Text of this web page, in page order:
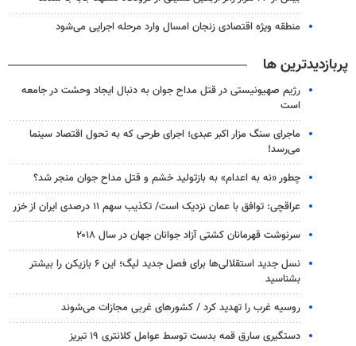
منطقه ویژه اقتصادی زنجان امسال وارد مرحله اجرایی می‌شود
پربازدیدترین ها
رژیم صهیونیستی در قتل مداح جوان به دنبال ایجاد وحشت در جامعه
است
ماجرای سنگ مزار اکبر عبدی؛ اجرای طرحی که به تحول اقتصاد سینما
می‌رسد!
چطور «نه به اعدام» به بازتولید خشم و قتل مداح جوان منجر شد؟
عراقچی: توافق با عمان نزدیک است/ تکذیب سهم ۱۱ درصدی ایران از خزر
سرنوشت قهرمانان کشتی آزاد جوانان جهان در سال ۲۰۱۸
نسل جدید استقلالی‌ها برای فصل جدید لیگ؛ این ۶ بازیکن را بیشتر
بشناسید
روسیه غرب را تهدید کرد / کشورهای غربی مجازات می‌شوند
دستگیری سارق قمه بدست توسط عوامل کلانتری ۱۹ تبریز